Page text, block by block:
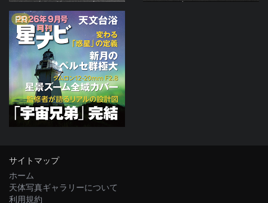
PR
サイトマップ
ホーム
天体写真ギャラリーについて
利用規約